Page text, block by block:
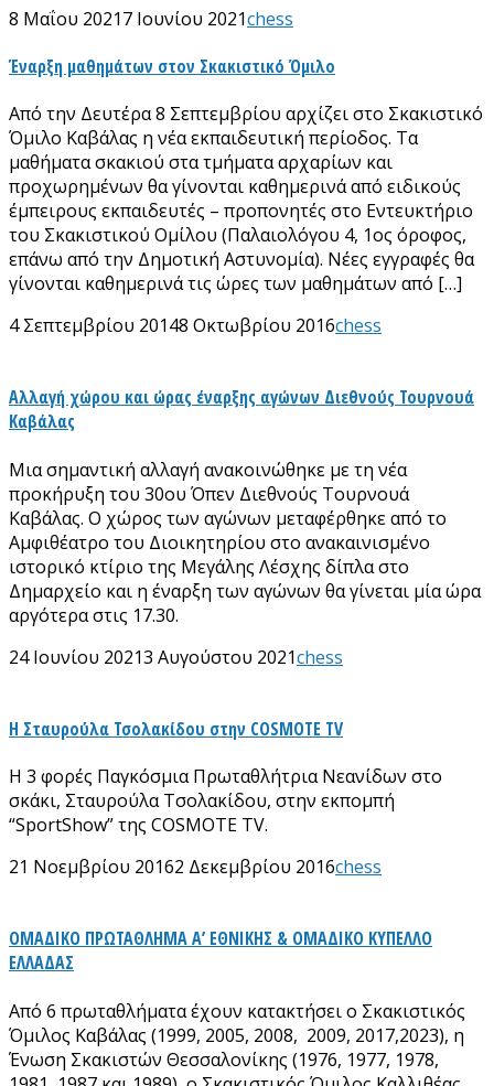
8 Μαΐου 20217 Ιουνίου 2021chess
Έναρξη μαθημάτων στον Σκακιστικό Όμιλο
Από την Δευτέρα 8 Σεπτεμβρίου αρχίζει στο Σκακιστικό
Όμιλο Καβάλας η νέα εκπαιδευτική περίοδος. Τα
μαθήματα σκακιού στα τμήματα αρχαρίων και
προχωρημένων θα γίνονται καθημερινά από ειδικούς
έμπειρους εκπαιδευτές – προπονητές στο Εντευκτήριο
του Σκακιστικού Ομίλου (Παλαιολόγου 4, 1ος όροφος,
επάνω από την Δημοτική Αστυνομία). Νέες εγγραφές θα
γίνονται καθημερινά τις ώρες των μαθημάτων από […]
4 Σεπτεμβρίου 20148 Οκτωβρίου 2016chess
Αλλαγή χώρου και ώρας έναρξης αγώνων Διεθνούς Τουρνουά
Καβάλας
Μια σημαντική αλλαγή ανακοινώθηκε με τη νέα
προκήρυξη του 30ου Όπεν Διεθνούς Τουρνουά
Καβάλας. Ο χώρος των αγώνων μεταφέρθηκε από το
Αμφιθέατρο του Διοικητηρίου στο ανακαινισμένο
ιστορικό κτίριο της Μεγάλης Λέσχης δίπλα στο
Δημαρχείο και η έναρξη των αγώνων θα γίνεται μία ώρα
αργότερα στις 17.30.
24 Ιουνίου 20213 Αυγούστου 2021chess
H Σταυρούλα Τσολακίδου στην COSMOTE TV
Η 3 φορές Παγκόσμια Πρωταθλήτρια Νεανίδων στο
σκάκι, Σταυρούλα Τσολακίδου, στην εκπομπή
“SportShow” της COSMOTE TV.
21 Νοεμβρίου 20162 Δεκεμβρίου 2016chess
ΟΜΑΔΙΚΟ ΠΡΩΤΑΘΛΗΜΑ Α’ ΕΘΝΙΚΗΣ & ΟΜΑΔΙΚΟ ΚΥΠΕΛΛΟ
ΕΛΛΑΔΑΣ
Από 6 πρωταθλήματα έχουν κατακτήσει ο Σκακιστικός
Όμιλος Καβάλας (1999, 2005, 2008, 2009, 2017,2023), η
Ένωση Σκακιστών Θεσσαλονίκης (1976, 1977, 1978,